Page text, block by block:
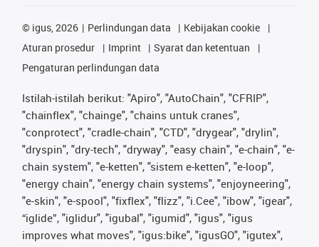
© igus, 2026 Perlindungan data
Kebijakan cookie
Aturan prosedur
Imprint
Syarat dan ketentuan
Pengaturan perlindungan data
Istilah-istilah berikut: "Apiro", "AutoChain", "CFRIP",
"chainflex", "chainge", "chains untuk cranes",
"conprotect", "cradle-chain", "CTD", "drygear", "drylin",
"dryspin", "dry-tech", "dryway", "easy chain", "e-chain", "e-
chain system", "e-ketten", "sistem e-ketten", "e-loop",
"energy chain", "energy chain systems", "enjoyneering",
"e-skin", "e-spool", "fixflex", "flizz", "i.Cee", "ibow", "igear",
“iglide”, "iglidur", "igubal", "igumid", "igus", "igus
improves what moves", "igus:bike", "igusGO", "igutex",